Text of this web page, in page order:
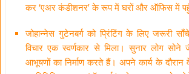
कर ‘एअर कंडीशनर’ के रूप में घरों और ऑफिस में
जोहान्नेस गुटेनबर्ग को प्रिंटिंग के लिए जरूरी
विचार एक स्वर्णकार से मिला। सुनार लोग
आभूषणों का निर्माण करते हैं। अपने कार्य के